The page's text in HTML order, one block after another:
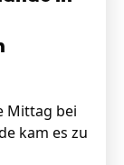
Mittag bei
kam es zu